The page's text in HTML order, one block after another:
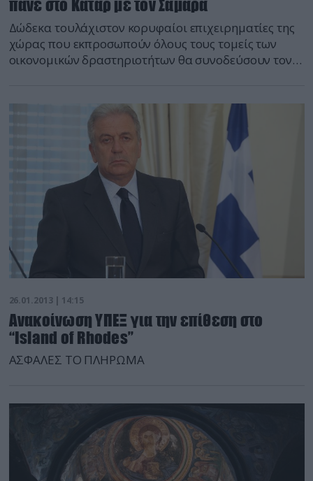
πάνε στο Κατάρ με τον Σαμαρά
Δώδεκα τουλάχιστον κορυφαίοι επιχειρηματίες της
χώρας που εκπροσωπούν όλους τους τομείς των
οικονομικών δραστηριοτήτων θα συνοδεύσουν τον
Τρίτης στο Κατάρ. Με στόχο την ανάπτυξη
συνεργασιών για επενδύσεις αλλά την ενίσχυση της
εξωστρέφειας της ελληνικής επιχειρηματικότητας,
τον κ. Σαμαρά αναμένεται να συνοδεύσουν μεταξύ
26.01.2013 | 14:15
Ανακοίνωση ΥΠΕΞ για την επίθεση στο
“Island of Rhodes”
ΑΣΦΑΛΕΣ ΤΟ ΠΛΗΡΩΜΑ